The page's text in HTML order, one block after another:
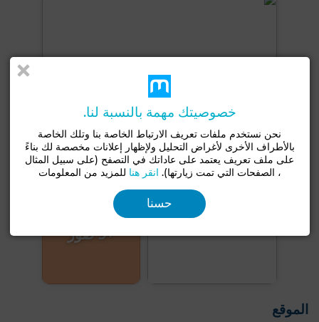
+9 صور
الموقع
خصوصيتك مهمة بالنسبة لنا.
نحن نستخدم ملفات تعريف الارتباط الخاصة بنا وتلك الخاصة
بالأطراف الأخرى لأغراض التحليل ولإظهار إعلانات مخصصة لك بناءً
على ملف تعريف يعتمد على عاداتك في التصفح (على سبيل المثال
، الصفحات التي تمت زيارتها). انقر هنا للمزيد من المعلومات
حسنا